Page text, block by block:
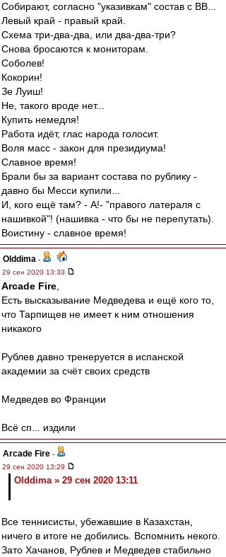
Собирают, согласно "указивкам" состав с ВВ...
Левый край - правый край.
Схема три-два-два, или два-два-три?
Снова бросаются к мониторам.
Соболев!
Кокорин!
Зе Луиш!
Не, такого вроде нет...
Купить немедля!
Работа идёт, глас народа голосит.
Воля масс - закон для президиума!
Славное время!
Брали бы за вариант состава по рублику -
давно бы Месси купили...
И, кого ещё там? - А!- "правого латераля с
нашивкой"! (нашивка - что бы не перепутать).
Воистину - славное время!
Olddima -
29 сен 2020 13:33
Arcade Fire
Есть высказывание Медведева и ещё кого то,
что Тарпищев не имеет к ним отношения
никакого
Рублев давно тренеруется в испанской
академии за счёт своих средств
Медведев во Франции
Всё сп... издили
Arcade Fire -
29 сен 2020 13:29
Olddima » 29 сен 2020 13:11
Все теннисисты, убежавшие в Казахстан,
ничего в итоге не добились. Вспомнить некого.
Зато Хачанов, Рублев и Медведев стабильно